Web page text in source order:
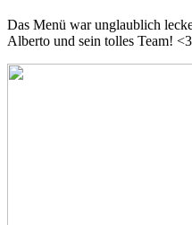
Das Menü war unglaublich
Alberto und sein tolles Team! <3